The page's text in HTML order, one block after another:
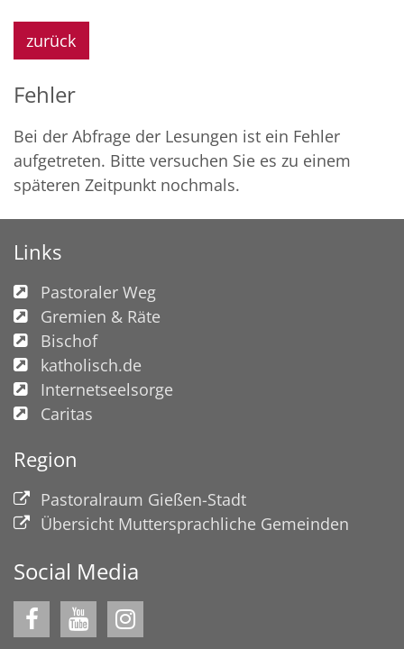
zurück
Fehler
Bei der Abfrage der Lesungen ist ein Fehler
aufgetreten. Bitte versuchen Sie es zu einem
späteren Zeitpunkt nochmals.
Links
Pastoraler Weg
Gremien & Räte
Bischof
katholisch.de
Internetseelsorge
Caritas
Region
Pastoralraum Gießen-Stadt
Übersicht Muttersprachliche Gemeinden
Social Media